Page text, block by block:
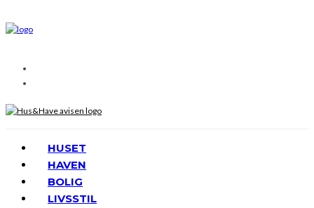
HUSET
HAVEN
BOLIG
LIVSSTIL